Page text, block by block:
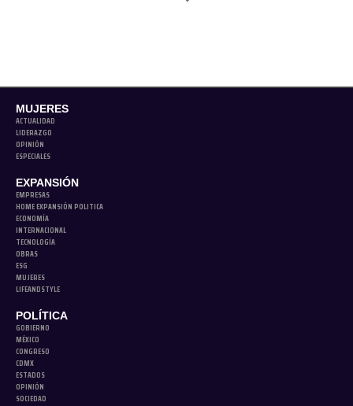
MUJERES
ACTUALIDAD
LIDERAZGO
OPINIÓN
ESPECIALES
EXPANSIÓN
EMPRESAS
HOME EXPANSIÓN POLITICA
ECONOMÍA
INTERNACIONAL
TECNOLOGÍA
OBRAS
ESG
MUJERES
LIFEANDSTYLE
POLÍTICA
GOBIERNO
MÉXICO
CONGRESO
CDMX
ESTADOS
OPINIÓN
SOCIEDAD